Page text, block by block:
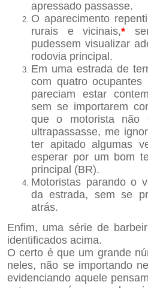
apressado passasse.
O aparecimento
rurais e vicinais,*
pudessem visualizar
rodovia principal.
Em uma estrada de
com quatro
pareciam estar
sem se importarem
que o motorista não
ultrapassasse, me
ter apitado algumas
esperar por um bom
principal (BR).
Motoristas parando o
da estrada, sem se
atrás.
Enfim, uma série de
identificados acima.
O certo é que um grande
neles, não se importando
evidenciando aquele